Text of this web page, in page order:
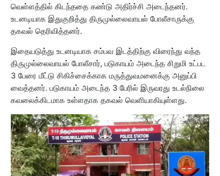
வெள்ளத்தில் கிடந்ததை கண்டு அதிர்ச்சி அடைந்தனர்.
உடனடியாக இதுகுறித்து திருமுல்லைவாயல் போலீசாருக்கு
தகவல் தெரிவித்தனர்.
இதையடுத்து உடனடியாக சம்பவ இடத்திற்கு விரைந்து வந்த
திருமுல்லைவாயல் போலீசார், படுகாயம் அடைந்த சிறுமி உட்பட
3 பேரை மீட்டு சிகிச்சைக்காக மருத்துவமனைக்கு அனுப்பி
வைத்தனர். படுகாயம் அடைந்த 3 பேரில் இருவரது உடல்நிலை
கவலைக்கிடமாக உள்ளதாக தகவல் வெளியாகியுள்ளது.